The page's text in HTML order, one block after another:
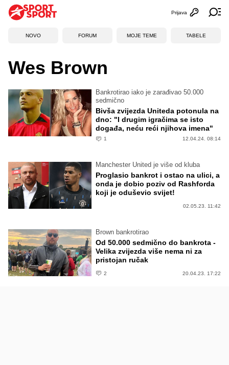
Otvori
Prijava
NOVO FORUM MOJE TEME TABELE
Wes Brown
Bankrotirao iako je zarađivao 50.000
sedmično
Bivša zvijezda Uniteda potonula na
dno: "I drugim igračima se isto
događa, neću reći njihova imena"
1 12.04.24. 08:14
Manchester United je više od kluba
Proglasio bankrot i ostao na ulici, a
onda je dobio poziv od Rashforda
koji je oduševio svijet!
02.05.23. 11:42
Brown bankrotirao
Od 50.000 sedmično do bankrota -
Velika zvijezda više nema ni za
pristojan ručak
2 20.04.23. 17:22